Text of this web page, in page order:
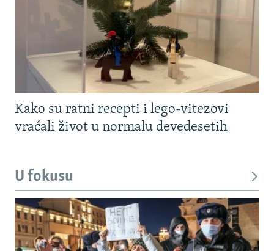
Kako su ratni recepti i lego-vitezovi
vraćali život u normalu devedesetih
U fokusu